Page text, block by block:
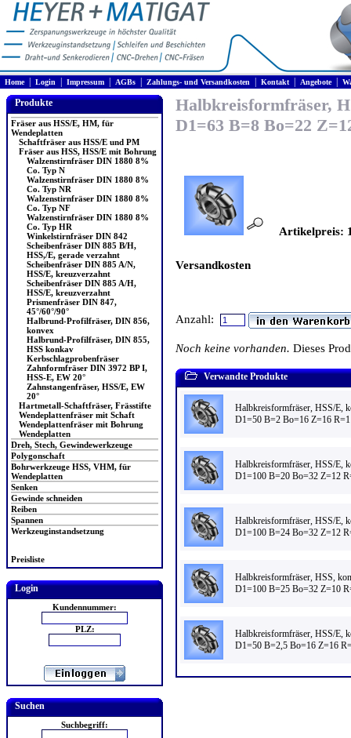
Home| Login Impressum AGBs Zahlungs- und Versandkosten Kontakt| Angebote|
Produkte
Fräser aus HSS/E, HM, für
Wendeplatten
Schaftfräser aus HSS/E und PM
Fräser aus HSS, HSS/E mit Bohrung
Walzenstirnfräser DIN 1880 8%
Co. Typ N
Walzenstirnfräser DIN 1880 8%
Co. Typ NR
Walzenstirnfräser DIN 1880 8%
Co. Typ NF
Walzenstirnfräser DIN 1880 8%
Co. Typ HR
Winkelstirnfräser DIN 842
Scheibenfräser DIN 885 B/H,
HSS,/E, gerade verzahnt
Scheibenfräser DIN 885 A/N,
HSS/E, kreuzverzahnt
Scheibenfräser DIN 885 A/H,
HSS/E, kreuzverzahnt
Prismenfräser DIN 847,
45°/60°/90°
Halbrund-Profilfräser, DIN 856,
konvex
Halbrund-Profilfräser, DIN 855,
HSS konkav
Kerbschlagprobenfräser
Zahnformfräser DIN 3972 BP I,
HSS-E, EW 20°
Zahnstangenfräser, HSS/E, EW
20°
Hartmetall-Schaftfräser, Frässtifte
Wendeplattenfräser mit Schaft
Wendeplattenfräser mit Bohrung
Wendeplatten
Dreh, Stech, Gewindewerkzeuge
Polygonschaft
Bohrwerkzeuge HSS, VHM, für
Wendeplatten
Senken
Gewinde schneiden
Reiben
Spannen
Werkzeuginstandsetzung
Preisliste
Login
Kundennummer:
PLZ:
Suchen
Suchbegriff:
Halbkreisformfräser,
D1=63 B=8 Bo=22
Artikelpreis:
Versandkosten
Anzahl:
Noch keine vorhanden. Dieses
Verwandte Produkte
Halbkreisformfräser, HSS/E,
D1=50 B=2 Bo=16 Z=16
Halbkreisformfräser, HSS/E,
D1=100 B=20 Bo=32 Z=12
Halbkreisformfräser, HSS/E,
D1=100 B=24 Bo=32 Z=12
Halbkreisformfräser, HSS,
D1=100 B=25 Bo=32 Z=10
Halbkreisformfräser, HSS/E,
D1=50 B=2,5 Bo=16 Z=16